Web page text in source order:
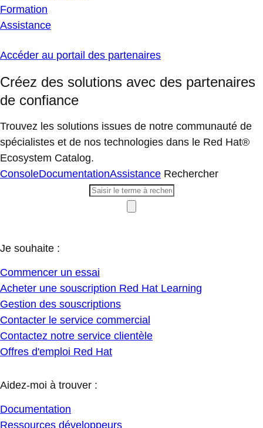
Formation
Assistance
Accéder au portail des partenaires
Créez des solutions avec des partenaires
de confiance
Trouvez les solutions issues de notre communauté de
spécialistes et de nos technologies dans le Red Hat®
Ecosystem Catalog.
ConsoleDocumentationAssistance Rechercher
Je souhaite :
Commencer un essai
Acheter une souscription Red Hat Learning
Gestion des souscriptions
Contacter le service commercial
Contactez notre service clientèle
Offres d'emploi Red Hat
Aidez-moi à trouver :
Documentation
Ressources développeurs